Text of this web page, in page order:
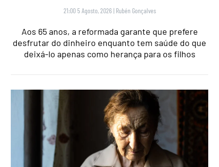
21:00 5 Agosto, 2026 | Rubén Gonçalves
Aos 65 anos, a reformada garante que prefere
desfrutar do dinheiro enquanto tem saúde do que
deixá-lo apenas como herança para os filhos